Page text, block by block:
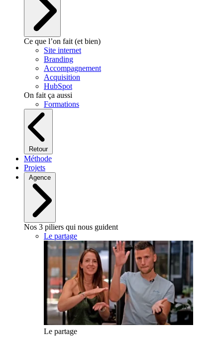
Ce que l’on fait (et bien)
Site internet
Branding
Accompagnement
Acquisition
HubSpot
On fait ça aussi
Formations
Retour
Méthode
Projets
Agence
Nos 3 piliers qui nous guident
Le partage
Le partage